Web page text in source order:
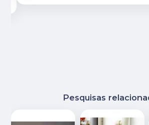
Pesquisas